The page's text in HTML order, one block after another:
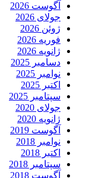
آگوست 2026
جولای 2026
ژوئن 2026
فوریه 2026
ژانویه 2026
دسامبر 2025
نوامبر 2025
اکتبر 2025
سپتامبر 2025
جولای 2020
ژانویه 2020
آگوست 2019
نوامبر 2018
اکتبر 2018
سپتامبر 2018
آگوست 2018